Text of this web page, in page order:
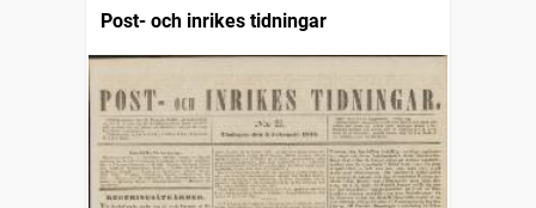
Post- och inrikes tidningar